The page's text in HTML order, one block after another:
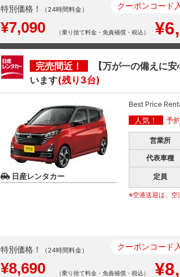
特別価格！ （24時間料金）
¥7,090 （乗り捨て料金・免責補償・税込）
クーポンコード
完売間近！
【万が一の備えに
います(残り3台)
日産レンタカー
Best Price
人気！ 予
営業所
代表車種
定員
※空港送迎は、空
特別価格！ （24時間料金）
¥8,690 （乗り捨て料金・免責補償・税込）
クーポンコード